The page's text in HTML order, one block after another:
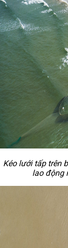
Kéo lưới tấp trên
lao động